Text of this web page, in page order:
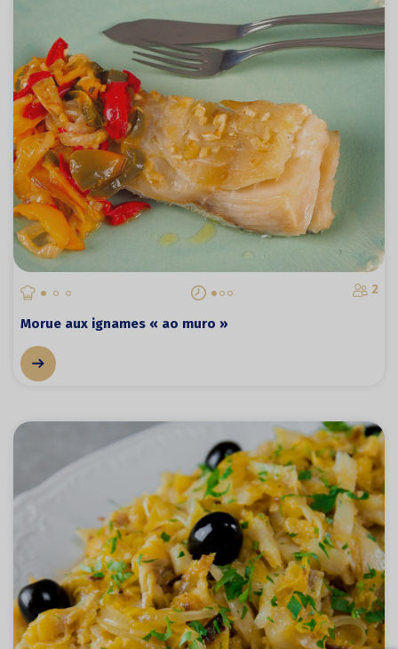
2
Morue aux ignames « ao muro »